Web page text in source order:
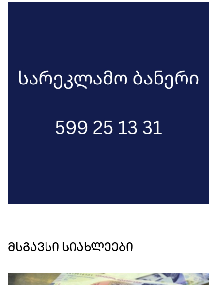
მსგავსი სიახლეები